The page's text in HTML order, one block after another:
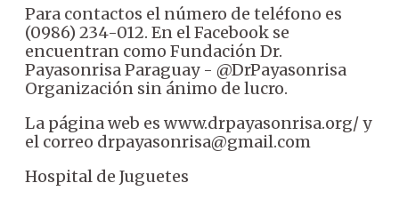
Para contactos el número de teléfono es
(0986) 234-012. En el Facebook se
encuentran como Fundación Dr.
Payasonrisa Paraguay - @DrPayasonrisa
Organización sin ánimo de lucro.
La página web es www.drpayasonrisa.org/ y
el correo drpayasonrisa@gmail.com
Hospital de Juguetes